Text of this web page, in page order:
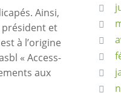
Ainsi,
président et
à l’origine
« Access-
aux